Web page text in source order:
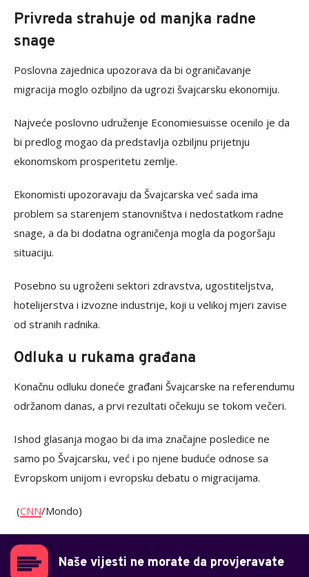
Privreda strahuje od manjka radne
snage
Poslovna zajednica upozorava da bi ograničavanje
migracija moglo ozbiljno da ugrozi švajcarsku ekonomiju.
Najveće poslovno udruženje Economiesuisse ocenilo je da
bi predlog mogao da predstavlja ozbiljnu prijetnju
ekonomskom prosperitetu zemlje.
Ekonomisti upozoravaju da Švajcarska već sada ima
problem sa starenjem stanovništva i nedostatkom radne
snage, a da bi dodatna ograničenja mogla da pogoršaju
situaciju.
Posebno su ugroženi sektori zdravstva, ugostiteljstva,
hotelijerstva i izvozne industrije, koji u velikoj mjeri zavise
od stranih radnika.
Odluka u rukama građana
Konačnu odluku doneće građani Švajcarske na referendumu
održanom danas, a prvi rezultati očekuju se tokom večeri.
Ishod glasanja mogao bi da ima značajne posledice ne
samo po Švajcarsku, već i po njene buduće odnose sa
Evropskom unijom i evropsku debatu o migracijama.
(CNN/Mondo)
Naše vijesti ne morate da provjeravate